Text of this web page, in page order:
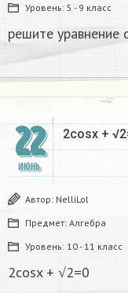
Уровень: 5 - 9 класс
решите уравнение
22
ИЮНЬ
2cosx +
Автор: NelliLol
Предмет: Алгебра
Уровень: 10 - 11 класс
2cosx + √2=0